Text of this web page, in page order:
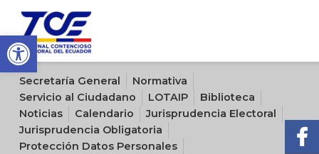
Open toolbar
Sitio oficial del Tribunal Contencioso Electoral del Ecuador
Secretaría General
Normativa
Servicio al Ciudadano
LOTAIP
Biblioteca
Noticias
Calendario
Jurisprudencia Electoral
Jurisprudencia Obligatoria
Protección Datos Personales